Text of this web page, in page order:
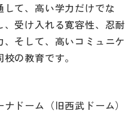
て、高い学力だけでな
、受け入れる寛容性、忍耐
そして、高いコミュニケ
の教育です。
ドーム（旧西武ドーム）